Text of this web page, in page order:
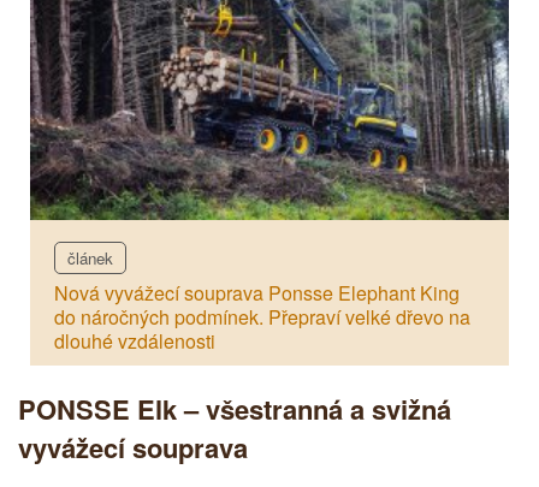
článek
Nová vyvážecí souprava Ponsse Elephant King
do náročných podmínek. Přepraví velké dřevo na
dlouhé vzdálenosti
PONSSE Elk – všestranná a svižná
vyvážecí souprava